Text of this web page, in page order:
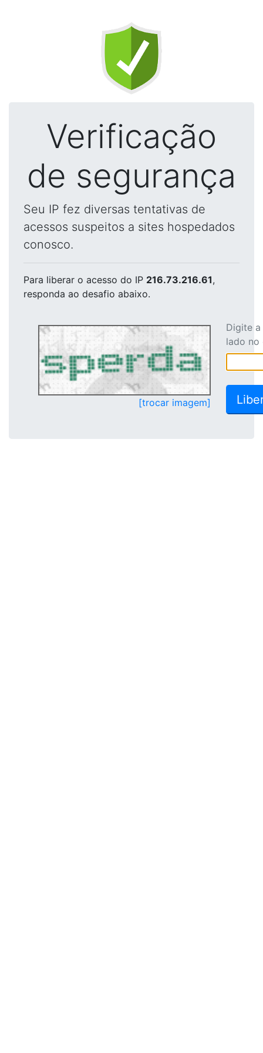
Verificação
de segurança
Seu IP fez diversas tentativas de
acessos suspeitos a sites hospedados
conosco.
Para liberar o acesso do IP 216.73.216.61,
responda ao desafio abaixo.
[trocar imagem]
Digite
lado no